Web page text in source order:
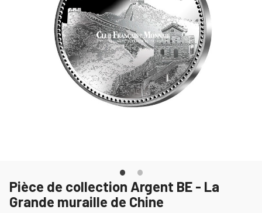
Pièce de collection Argent BE - La
Grande muraille de Chine